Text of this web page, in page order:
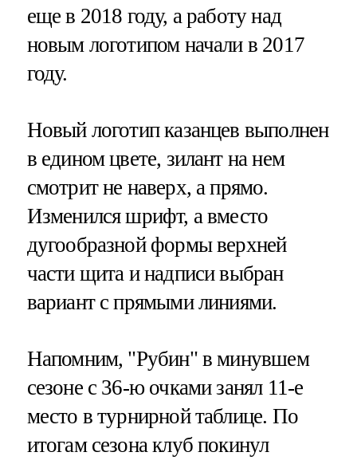
еще в 2018 году, а работу над
новым логотипом начали в 2017
году.
Новый логотип казанцев выполнен
в едином цвете, зилант на нем
смотрит не наверх, а прямо.
Изменился шрифт, а вместо
дугообразной формы верхней
части щита и надписи выбран
вариант с прямыми линиями.
Напомним, "Рубин" в минувшем
сезоне с 36-ю очками занял 11-е
место в турнирной таблице. По
итогам сезона клуб покинул